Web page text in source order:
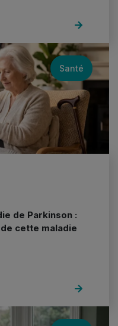
Santé
de Parkinson :
cette maladie